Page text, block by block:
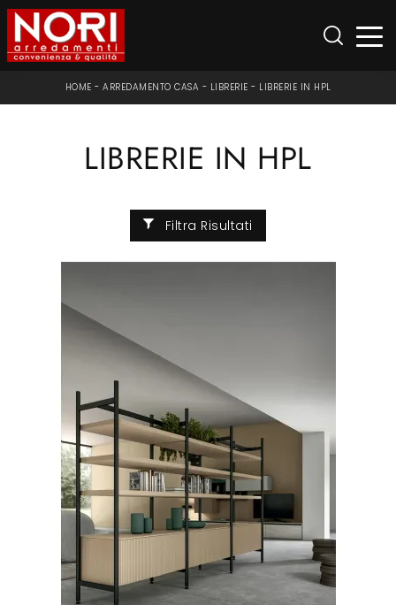
HOME - ARREDAMENTO CASA - LIBRERIE - LIBRERIE IN HPL
LIBRERIE IN HPL
Filtra Risultati